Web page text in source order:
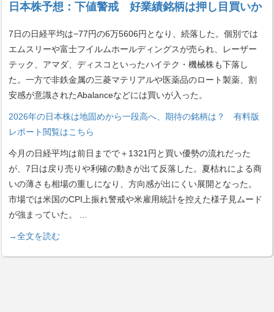
日本株予想：下値警戒 好業績銘柄は押し目買いか
7日の日経平均は−77円の6万5606円となり、続落した。個別では
エムスリーや富士フイルムホールディングスが売られ、レーザー
テック、アマダ、ディスコといったハイテク・機械株も下落し
た。一方で非鉄金属の三菱マテリアルや医薬品のロート製薬、割
安感が意識されたAbalanceなどには買いが入った。
2026年の日本株は地固めから一段高へ、期待の銘柄は？ 有料版
レポート閲覧はこちら
今月の日経平均は前日までで＋1321円と買い優勢の流れだった
が、7日は戻り売りや利確の動きが出て反落した。夏枯れによる商
いの薄さも相場の重しになり、方向感が出にくい展開となった。
市場では米国のCPI上振れ警戒や米雇用統計を控えた様子見ムード
が強まっていた。
→全文を読む